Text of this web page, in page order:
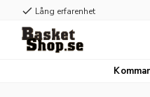
check Lång erfarenhet